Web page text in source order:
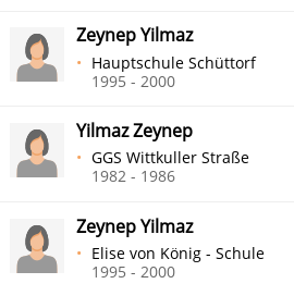
Zeynep Yilmaz
Hauptschule Schüttorf
1995 - 2000
Yilmaz Zeynep
GGS Wittkuller Straße
1982 - 1986
Zeynep Yilmaz
Elise von König - Schule
1995 - 2000